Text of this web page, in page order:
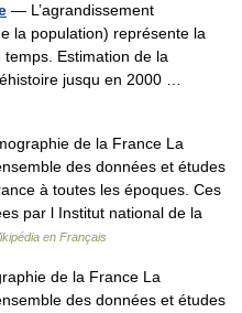
— L’agrandissement
la population) représente la
Estimation de la
jusqu en 2000 …
de la France La
des données et études
à toutes les époques. Ces
par l Institut national de la
en Français
de la France La
des données et études